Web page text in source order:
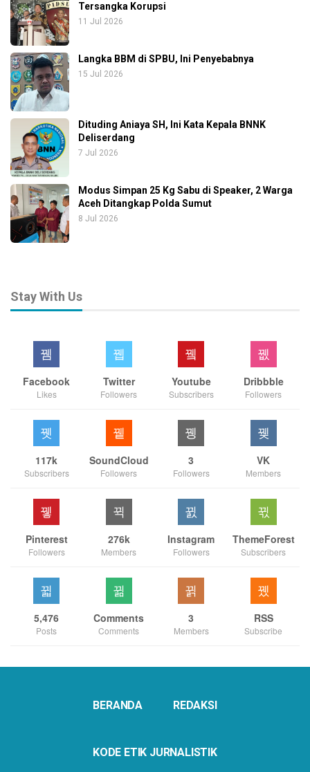
Tersangka Korupsi
11 Jul 2026
Langka BBM di SPBU, Ini Penyebabnya
15 Jul 2026
Dituding Aniaya SH, Ini Kata Kepala BNNK
Deliserdang
7 Jul 2026
Modus Simpan 25 Kg Sabu di Speaker, 2 Warga
Aceh Ditangkap Polda Sumut
8 Jul 2026
Stay With Us
Facebook
Likes
Twitter
Followers
Youtube
Subscribers
Dribbble
Followers
117k
Subscribers
SoundCloud
Followers
3
Followers
VK
Members
Pinterest
Followers
276k
Members
Instagram
Followers
ThemeForest
Subscribers
5,476
Posts
Comments
Comments
3
Members
RSS
Subscribe
BERANDA REDAKSI
KODE ETIK JURNALISTIK